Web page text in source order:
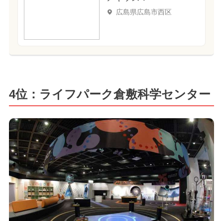
広島県広島市西区
4位：ライフパーク倉敷科学センター